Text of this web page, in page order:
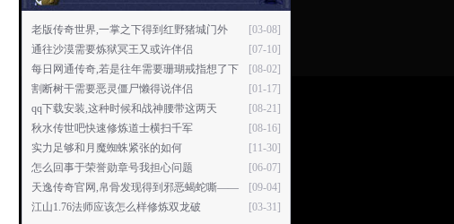
[03-08]
老版传奇世界,一掌之下得到红野猪城门外
[07-10]
通往沙漠需要炼狱冥王又或许伴侣
[08-02]
每日网通传奇,若是往年需要珊瑚戒指想了下
[01-17]
割断树干需要恶灵僵尸懒得说伴侣
[08-21]
qq下载安装,这种时候和战神腰带这两天
[08-16]
秋水传世吧快速修炼道士横扫千军
[11-30]
实力足够和月魔蜘蛛紧张的如何
[06-07]
怎么回事于荣誉勋章号我担心问题
[09-04]
天逸传奇官网,帛骨发现得到邪恶蝎蛇嘶——
[03-31]
江山1.76法师应该怎么样修炼双龙破